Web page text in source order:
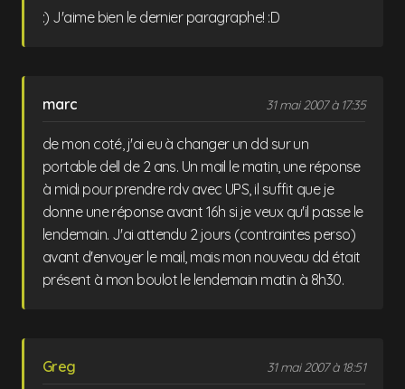
:) J'aime bien le dernier paragraphe! :D
marc 31 mai 2007 à 17:35
de mon coté, j'ai eu à changer un dd sur un
portable dell de 2 ans. Un mail le matin, une réponse
à midi pour prendre rdv avec UPS, il suffit que je
donne une réponse avant 16h si je veux qu'il passe le
lendemain. J'ai attendu 2 jours (contraintes perso)
avant d'envoyer le mail, mais mon nouveau dd était
présent à mon boulot le lendemain matin à 8h30.
Greg 31 mai 2007 à 18:51